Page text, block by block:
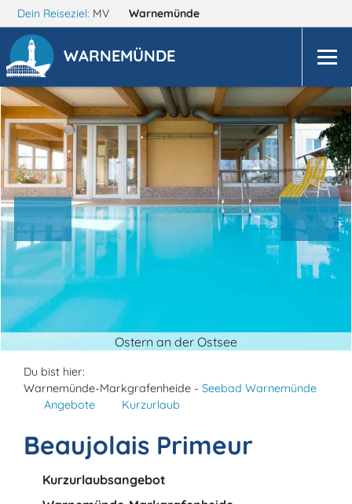
Dein Reiseziel: MV Warnemünde
WARNEMÜNDE
Ostern an der Ostsee
Du bist hier:
Warnemünde-Markgrafenheide - Seebad Warnemünde
Angebote
Kurzurlaub
Beaujolais Primeur
Kurzurlaubsangebot